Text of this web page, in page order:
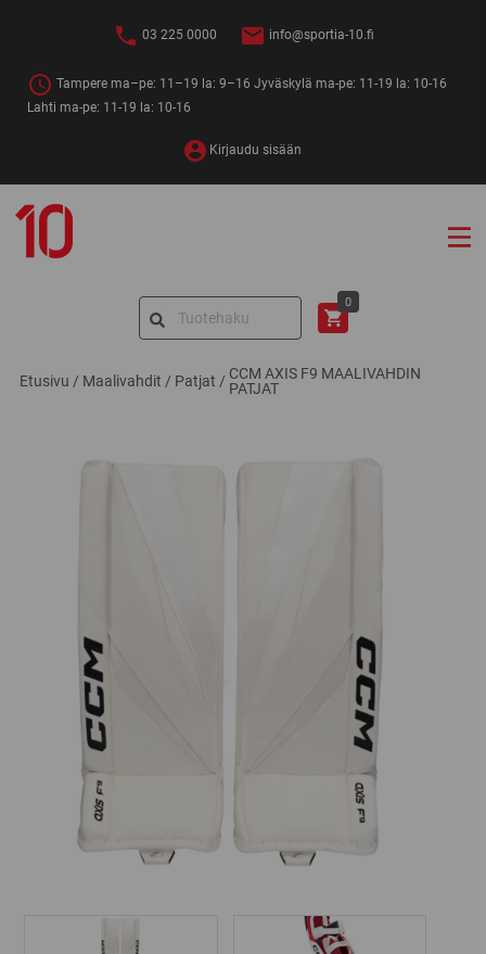
03 225 0000 info@sportia-10.fi
Tampere ma–pe: 11–19 la: 9–16 Jyväskylä ma-pe: 11-19 la: 10-16
Lahti ma-pe: 11-19 la: 10-16
Kirjaudu sisään
10
Search
0
Etusivu / Maalivahdit / Patjat / CCM AXIS F9 MAALIVAHDIN
PATJAT